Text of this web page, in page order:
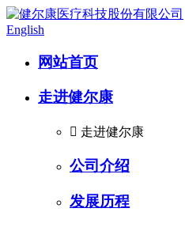
English
网站首页
走进健尔康
 走进健尔康
公司介绍
发展历程